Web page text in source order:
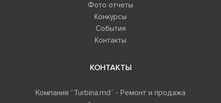
Фото отчеты
Конкурсы
События
Контакты
КОНТАКТЫ
Компания “Turbina.md” - Ремонт и продажа